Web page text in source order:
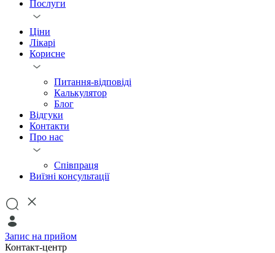
Послуги
Ціни
Лікарі
Корисне
Питання-відповіді
Калькулятор
Блог
Відгуки
Контакти
Про нас
Співпраця
Виїзні консультації
Запис на прийом
Контакт-центр